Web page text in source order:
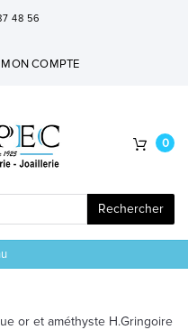
48 56
MON COMPTE
Rechercher
0
or et améthyste H.Gringoire